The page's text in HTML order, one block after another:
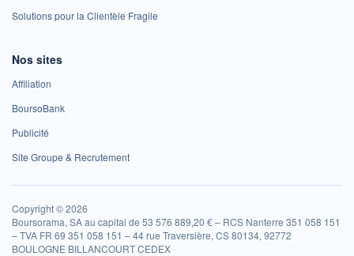
Solutions pour la Clientèle Fragile
Nos sites
Affiliation
BoursoBank
Publicité
Site Groupe & Recrutement
Copyright © 2026
Boursorama, SA au capital de 53 576 889,20 € – RCS Nanterre 351 058 151
– TVA FR 69 351 058 151 – 44 rue Traversière, CS 80134, 92772
BOULOGNE BILLANCOURT CEDEX